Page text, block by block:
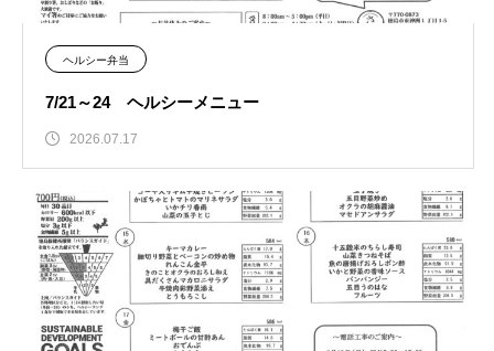
ヘルシー弁当
7/21～24 ヘルシーメニュー
2026.07.17